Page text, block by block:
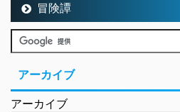
冒険譚
アーカイブ
アーカイブ